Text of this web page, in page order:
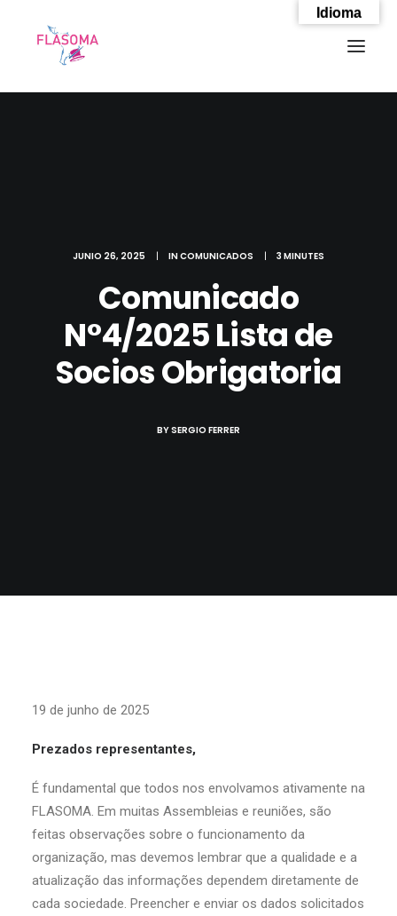
SEARCH
JUNIO 26, 2025 | INCOMUNICADOS | 3 MINUTES
Comunicado
N°4/2025 Lista de
Socios Obrigatoria
BYSERGIO FERRER
19 de junho de 2025
Prezados representantes,
É fundamental que todos nos envolvamos ativamente na
FLASOMA. Em muitas Assembleias e reuniões, são
feitas observações sobre o funcionamento da
organização, mas devemos lembrar que a qualidade e a
atualização das informações dependem diretamente de
cada sociedade. Preencher e enviar os dados solicitados
Idioma